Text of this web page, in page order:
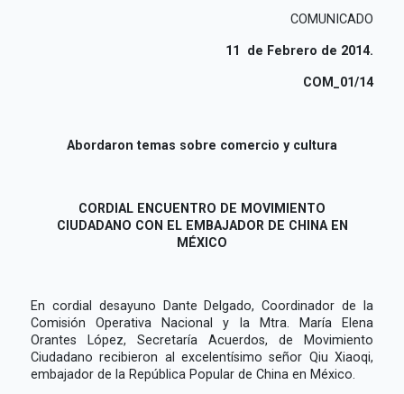
COMUNICADO
11 de Febrero de 2014.
COM_01/14
Abordaron temas sobre comercio y cultura
CORDIAL ENCUENTRO DE MOVIMIENTO
CIUDADANO CON EL EMBAJADOR DE CHINA EN
MÉXICO
En cordial desayuno Dante Delgado, Coordinador de la
Comisión Operativa Nacional y la Mtra. María Elena
Orantes López, Secretaría Acuerdos, de Movimiento
Ciudadano recibieron al excelentísimo señor Qiu Xiaoqi,
embajador de la República Popular de China en México.